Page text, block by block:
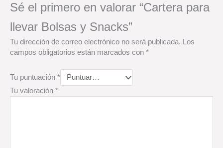
Sé el primero en valorar “Cartera para
llevar Bolsas y Snacks”
Tu dirección de correo electrónico no será publicada.
Los
campos obligatorios están marcados con *
Tu puntuación *
Tu valoración *